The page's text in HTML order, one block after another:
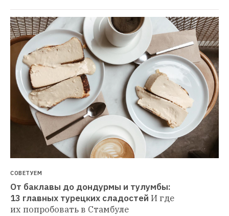
СОВЕТУЕМ
От баклавы до дондурмы и тулумбы:
13 главных турецких сладостей И где
их попробовать в Стамбуле